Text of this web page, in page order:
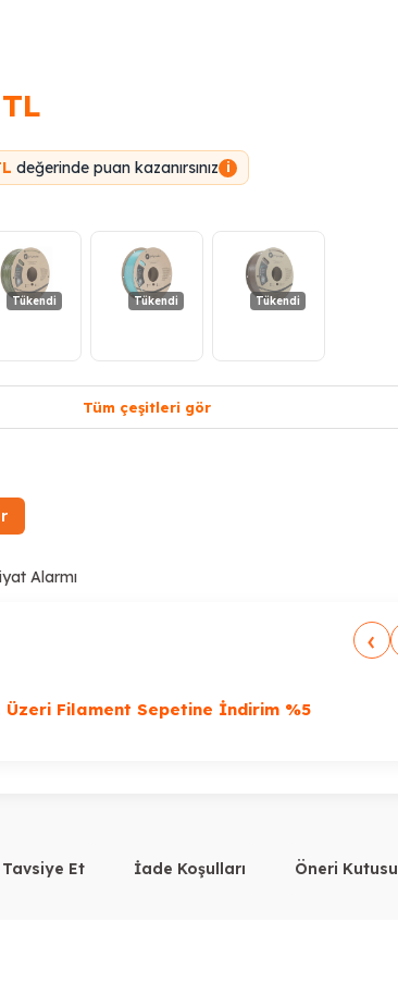
TL
değerinde puan kazanırsınız i
Tükendi Tükendi Tükendi
Tüm çeşitleri gör
Alarmı
‹
Üzeri Filament Sepetine İndirim %5
Tavsiye Et İade Koşulları Öneri Kutusu